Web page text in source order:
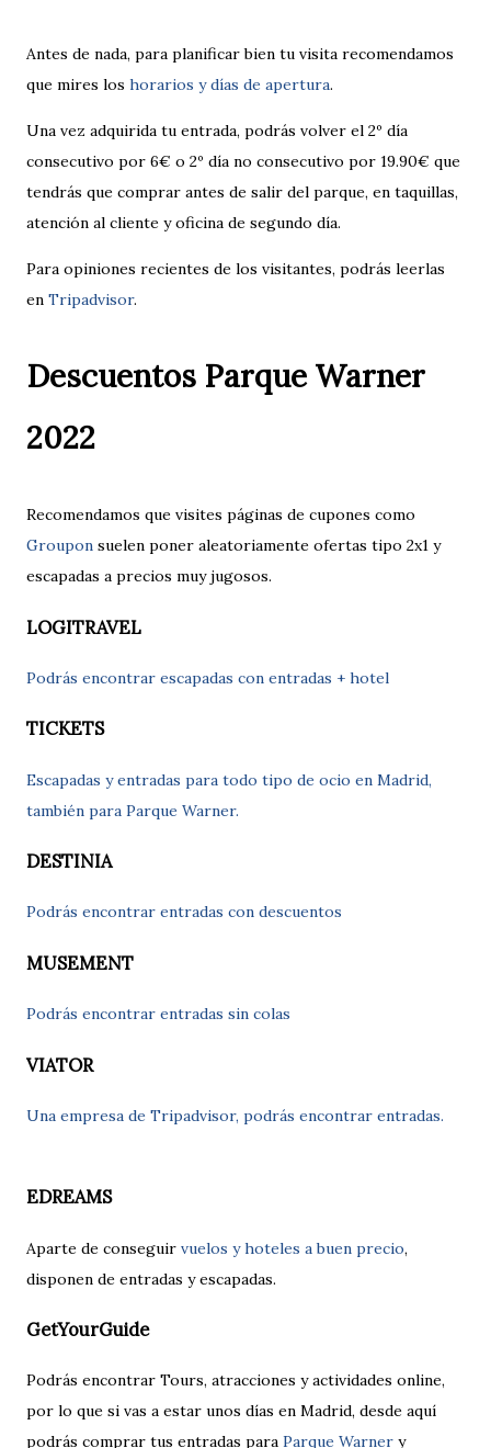
Antes de nada, para planificar bien tu visita recomendamos
que mires los horarios y días de apertura.
Una vez adquirida tu entrada, podrás volver el 2º día
consecutivo por 6€ o 2º día no consecutivo por 19.90€ que
tendrás que comprar antes de salir del parque, en taquillas,
atención al cliente y oficina de segundo día.
Para opiniones recientes de los visitantes, podrás leerlas
en Tripadvisor.
Descuentos Parque Warner
2022
Recomendamos que visites páginas de cupones como
Groupon suelen poner aleatoriamente ofertas tipo 2x1 y
escapadas a precios muy jugosos.
LOGITRAVEL
Podrás encontrar escapadas con entradas + hotel
TICKETS
Escapadas y entradas para todo tipo de ocio en Madrid,
también para Parque Warner.
DESTINIA
Podrás encontrar entradas con descuentos
MUSEMENT
Podrás encontrar entradas sin colas
VIATOR
Una empresa de Tripadvisor, podrás encontrar entradas.
EDREAMS
Aparte de conseguir vuelos y hoteles a buen precio,
disponen de entradas y escapadas.
GetYourGuide
Podrás encontrar Tours, atracciones y actividades online,
por lo que si vas a estar unos días en Madrid, desde aquí
podrás comprar tus entradas para Parque Warner y